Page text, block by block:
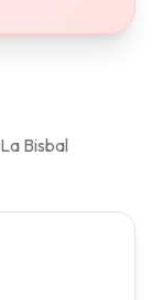
Bisbal